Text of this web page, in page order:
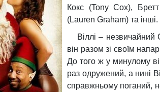
Кокс (Tony Cox),
(Lauren Graham) та інші.
Віллі – незвичайний
він разом зі своїм
До того ж у минулому
раз одружений, а нині
справжньому поганий,